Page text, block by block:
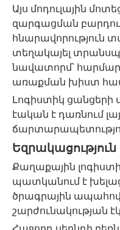
Այս մոդուլային
զարգացման
հնարավորություն
տեղակայել
նավատորմ՝
առաքման խիստ
Լոգիստիկ
էական է դառնում
Եզրակացություն
Քաղաքային
պատկանում է
ծրագրային
շարժունակության